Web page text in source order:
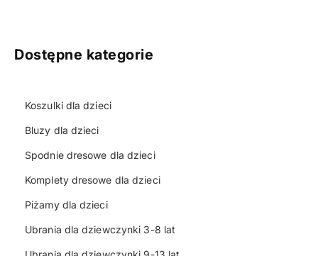
Dostępne kategorie
Koszulki dla dzieci
Bluzy dla dzieci
Spodnie dresowe dla dzieci
Komplety dresowe dla dzieci
Piżamy dla dzieci
Ubrania dla dziewczynki 3-8 lat